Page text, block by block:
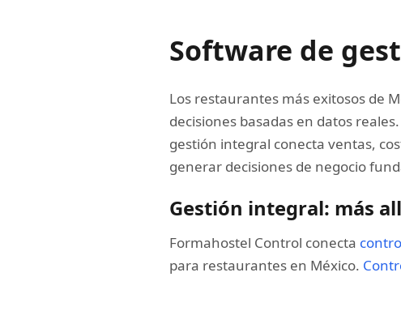
Software de
Los restaurantes más exitosos de
decisiones basadas en datos
gestión integral conecta ventas,
generar decisiones de negocio
Gestión integral: más
Formahostel Control conecta
para restaurantes en México.